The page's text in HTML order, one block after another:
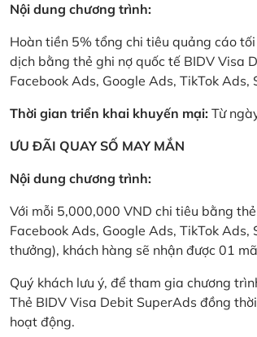
Nội dung chương trình:
Hoàn tiền 5% tổng chi tiêu quảng cáo
dịch bằng thẻ ghi nợ quốc tế BIDV
Facebook Ads, Google Ads, TikTok
Thời gian triển khai khuyến mại: Từ
ƯU ĐÃI QUAY SỐ MAY MẮN
Nội dung chương trình:
Với mỗi 5,000,000 VND chi tiêu bằng
Facebook Ads, Google Ads, TikTok
thưởng), khách hàng sẽ nhận được 01
Quý khách lưu ý, để tham gia chương
Thẻ BIDV Visa Debit SuperAds đồng
hoạt động.